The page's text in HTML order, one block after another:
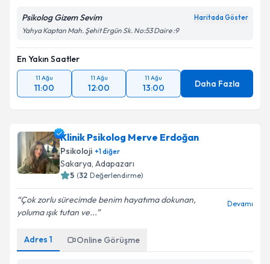
Psikolog Gizem Sevim Haritada Göster
Yahya Kaptan Mah. Şehit Ergün Sk. No:53 Daire :9
En Yakın Saatler
11 Ağu
11:00
11 Ağu
12:00
11 Ağu
13:00 Daha Fazla
Klinik Psikolog Merve Erdoğan
Psikoloji +1diğer
Sakarya, Adapazarı
5 (32 Değerlendirme)
Çok zorlu sürecimde benim hayatıma dokunan,
yoluma ışık tutan ve...
Devamı
Adres 1 Online Görüşme